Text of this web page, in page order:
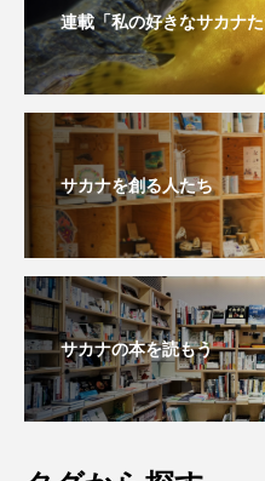
四国水族館 図鑑
在来生物 地域名
夏 外来生物
大分県 天然記念物
宍道湖自然館ゴビウス
寄生虫 対馬
屈斜路湖 岩手県
市立しものせき水族館・海
連載「私の好きなサカナ
サカナを創る人たち
サカナの本を読もう